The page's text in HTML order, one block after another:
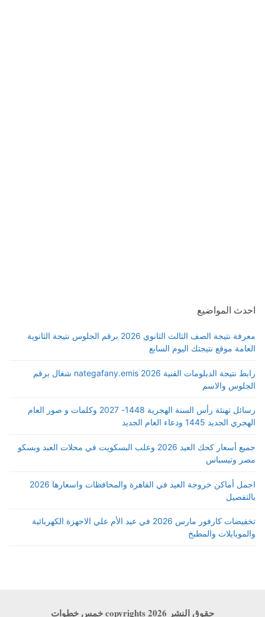
احدث المواضيع
معرفة نتيجة الصف الثالث الثانوي 2026 برقم الجلوس نتيجة الثانوية
العامة موقع نتيجتك اليوم السابع
رابط نتيجة الدبلومات الفنية 2026 nategafany.emis شغال برقم
الجلوس والاسم
رسائل تهنئة رأس السنة الهجرية 1448- 2027 وكلمات و صور العام
الهجري الجديد 1445 ودعاء العام الجديد
جميع أسعار كحك العيد 2026 وعلب البسكويت في محلات العبد وبسكو
مصر وتيسباس
اجمل أماكن خروجة العيد في القاهرة والمحافظات واسعارها 2026
بالتفصيل
تخفيضات كارفور مارس 2026 في عيد الأم علي الاجهزة الكهربائية
والموبايلات والمطبخ
حقوق النشر copyrights 2026 خمس خطوات